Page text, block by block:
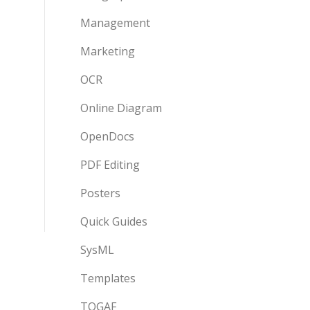
Management
Marketing
OCR
Online Diagram
OpenDocs
PDF Editing
Posters
Quick Guides
SysML
Templates
TOGAF